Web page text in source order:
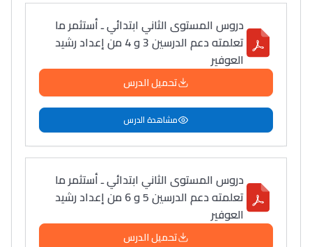
دروس المستوى الثاني ابتدائي ـ أستثمر ما
تعلمته دعم الدرسين 3 و 4 من إعداد رشيد
العوفير
تحميل الدرس
مشاهدة الدرس
دروس المستوى الثاني ابتدائي ـ أستثمر ما
تعلمته دعم الدرسين 5 و 6 من إعداد رشيد
العوفير
تحميل الدرس